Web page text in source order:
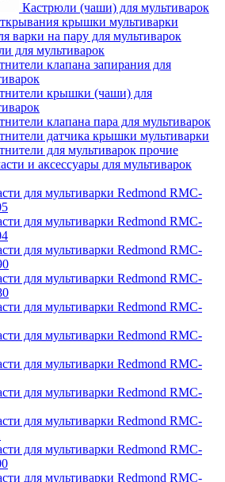
Кастрюли (чаши) для мультиварок
крышки мультиварки
варки на пару для мультиварок
для мультиварок
клапана запирания для
крышки (чаши) для
клапана пара для мультиварок
датчика крышки мультиварки
для мультиварок прочие
и аксессуары для мультиварок
для мультиварки Redmond RMC-
для мультиварки Redmond RMC-
для мультиварки Redmond RMC-
для мультиварки Redmond RMC-
для мультиварки Redmond RMC-
для мультиварки Redmond RMC-
для мультиварки Redmond RMC-
для мультиварки Redmond RMC-
для мультиварки Redmond RMC-
для мультиварки Redmond RMC-
для мультиварки Redmond RMC-